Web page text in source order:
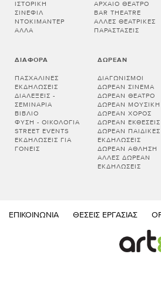
ΙΣΤΟΡΙΚΉ
ΣΙΝΕΦΊΛ
ΝΤΟΚΙΜΑΝΤΈΡ
ΆΛΛΑ
ΑΡΧΑΊΟ ΘΈΑΤΡΟ
BAR THEATRE
ΆΛΛΕΣ ΘΕΑΤΡΙΚΈΣ
ΠΑΡΑΣΤΆΣΕΙΣ
ΔΙΆΦΟΡΑ
ΠΑΣΧΑΛΙΝΈΣ
ΕΚΔΗΛΏΣΕΙΣ
ΔΙΑΛΕΞΕΙΣ -
ΣΕΜΙΝΑΡΙΑ
ΒΙΒΛΊΟ
ΦΎΣΗ - ΟΙΚΟΛΟΓΊΑ
STREET EVENTS
ΕΚΔΗΛΏΣΕΙΣ ΓΙΑ
ΓΟΝΕΊΣ
ΔΩΡΕΆΝ
ΔΙΑΓΩΝΙΣΜΟΊ
ΔΩΡΕΆΝ ΣΙΝΕΜΆ
ΔΩΡΕΆΝ ΘΈΑΤΡΟ
ΔΩΡΕΆΝ ΜΟΥΣΙΚΉ
ΔΩΡΕΆΝ ΧΟΡΌΣ
ΔΩΡΕΆΝ ΕΚΘΈΣΕΙΣ
ΔΩΡΕΆΝ ΠΑΙΔΙΚΈΣ
ΕΚΔΗΛΏΣΕΙΣ
ΔΩΡΕΆΝ ΆΘΛΗΣΗ
ΆΛΛΕΣ ΔΩΡΕΆΝ
ΕΚΔΗΛΏΣΕΙΣ
ΕΠΙΚΟΙΝΩΝΊΑ ΘΈΣΕΙΣ ΕΡΓΑΣΊΑΣ